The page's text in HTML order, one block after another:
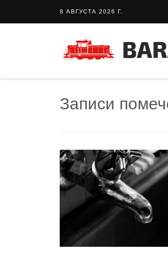
8 АВГУСТА 2026 Г.
Записи